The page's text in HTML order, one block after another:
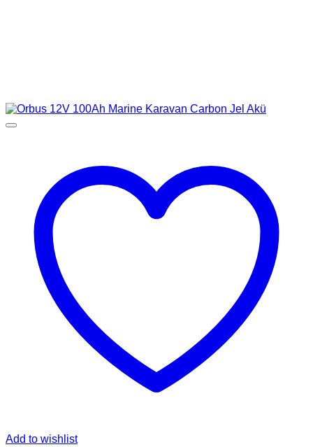
Add to wishlist